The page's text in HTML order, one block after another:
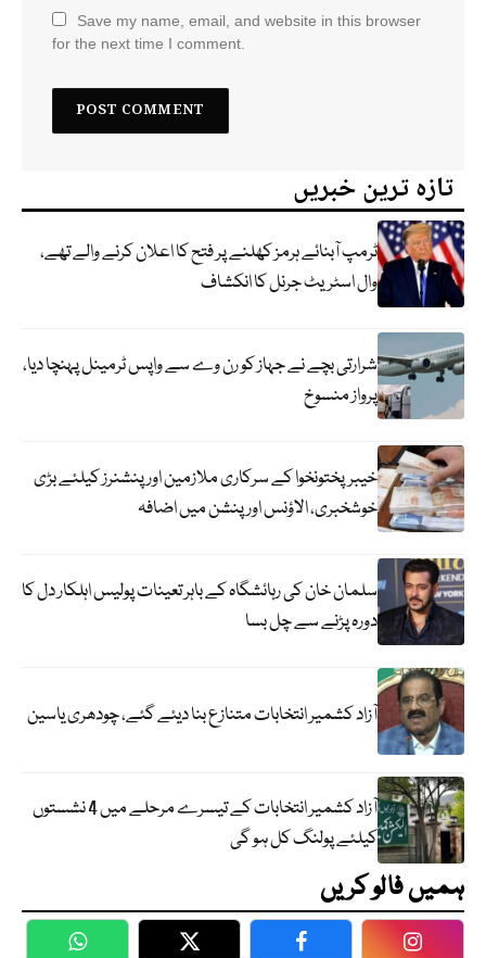
Save my name, email, and website in this browser
for the next time I comment.
تازہ ترین خبریں
ٹرمپ آبنائے ہرمز کھلنے پر فتح کا اعلان کرنے والے تھے،
وال اسٹریٹ جرنل کا انکشاف
شرارتی بچے نے جہاز کو رن وے سے واپس ٹرمینل پہنچا دیا،
پرواز منسوخ
خیبرپختونخوا کے سرکاری ملازمین اور پنشنرز کیلئے بڑی
خوشخبری، الاؤنس اور پنشن میں اضافہ
سلمان خان کی رہائشگاہ کے باہر تعینات پولیس اہلکار دل کا
دورہ پڑنے سے چل بسا
آزاد کشمیر انتخابات متنازع بنا دیئے گئے، چودھری یاسین
آزاد کشمیر انتخابات کے تیسرے مرحلے میں 4 نشستوں
کیلئے پولنگ کل ہو گی
ہمیں فالو کریں